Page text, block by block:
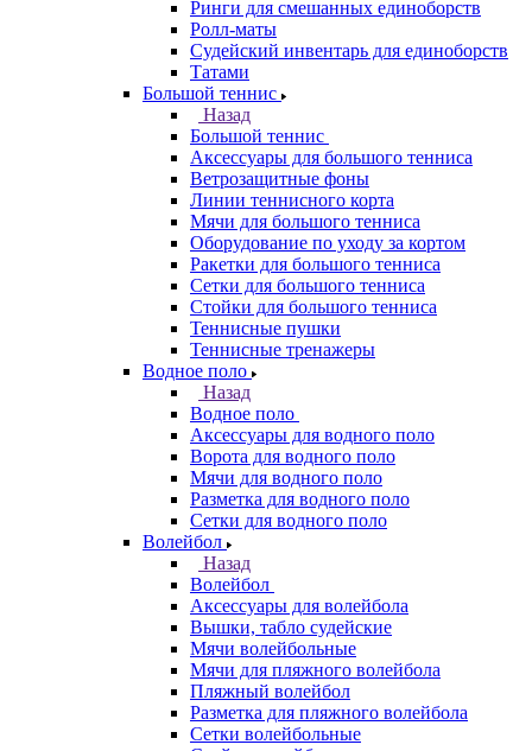
Ринги для смешанных единоборств
Ролл-маты
Судейский инвентарь для единоборств
Татами
Большой теннис
Назад
Большой теннис
Аксессуары для большого тенниса
Ветрозащитные фоны
Линии теннисного корта
Мячи для большого тенниса
Оборудование по уходу за кортом
Ракетки для большого тенниса
Сетки для большого тенниса
Стойки для большого тенниса
Теннисные пушки
Теннисные тренажеры
Водное поло
Назад
Водное поло
Аксессуары для водного поло
Ворота для водного поло
Мячи для водного поло
Разметка для водного поло
Сетки для водного поло
Волейбол
Назад
Волейбол
Аксессуары для волейбола
Вышки, табло судейские
Мячи волейбольные
Мячи для пляжного волейбола
Пляжный волейбол
Разметка для пляжного волейбола
Сетки волейбольные